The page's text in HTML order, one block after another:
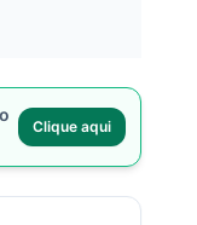
Clique aqui